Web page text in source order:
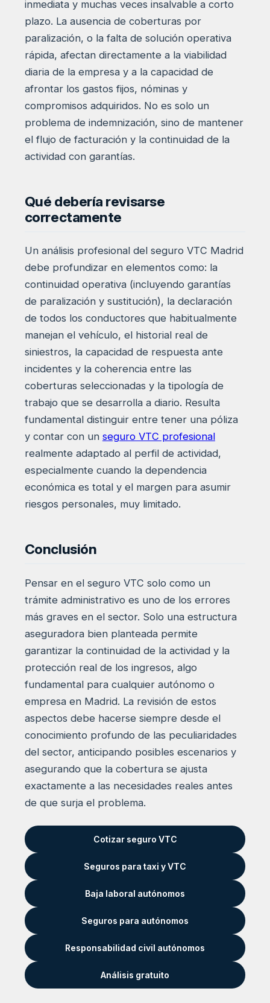
inmediata y muchas veces insalvable a corto
plazo. La ausencia de coberturas por
paralización, o la falta de solución operativa
rápida, afectan directamente a la viabilidad
diaria de la empresa y a la capacidad de
afrontar los gastos fijos, nóminas y
compromisos adquiridos. No es solo un
problema de indemnización, sino de mantener
el flujo de facturación y la continuidad de la
actividad con garantías.
Qué debería revisarse
correctamente
Un análisis profesional del seguro VTC Madrid
debe profundizar en elementos como: la
continuidad operativa (incluyendo garantías
de paralización y sustitución), la declaración
de todos los conductores que habitualmente
manejan el vehículo, el historial real de
siniestros, la capacidad de respuesta ante
incidentes y la coherencia entre las
coberturas seleccionadas y la tipología de
trabajo que se desarrolla a diario. Resulta
fundamental distinguir entre tener una póliza
y contar con un seguro VTC profesional
realmente adaptado al perfil de actividad,
especialmente cuando la dependencia
económica es total y el margen para asumir
riesgos personales, muy limitado.
Conclusión
Pensar en el seguro VTC solo como un
trámite administrativo es uno de los errores
más graves en el sector. Solo una estructura
aseguradora bien planteada permite
garantizar la continuidad de la actividad y la
protección real de los ingresos, algo
fundamental para cualquier autónomo o
empresa en Madrid. La revisión de estos
aspectos debe hacerse siempre desde el
conocimiento profundo de las peculiaridades
del sector, anticipando posibles escenarios y
asegurando que la cobertura se ajusta
exactamente a las necesidades reales antes
de que surja el problema.
Cotizar seguro VTC
Seguros para taxi y VTC
Baja laboral autónomos
Seguros para autónomos
Responsabilidad civil autónomos
Análisis gratuito